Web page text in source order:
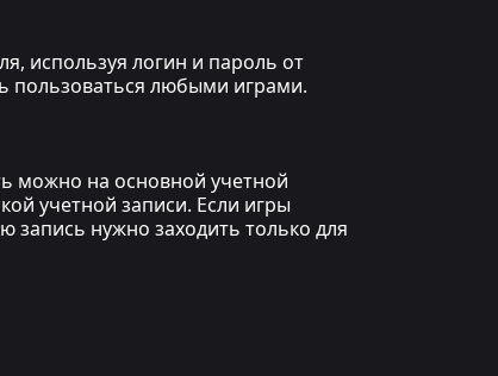
используя логин и пароль от
пользоваться любыми играми.
можно на основной учетной
учетной записи. Если игры
запись нужно заходить только для